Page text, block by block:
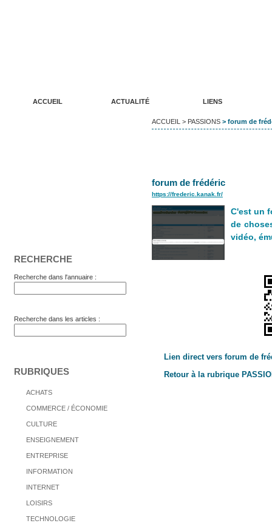
ACCUEIL ACTUALITÉ LIENS
RECHERCHE
Recherche dans l'annuaire :
Recherche dans les articles :
RUBRIQUES
ACHATS
COMMERCE / ÉCONOMIE
CULTURE
ENSEIGNEMENT
ENTREPRISE
INFORMATION
INTERNET
LOISIRS
TECHNOLOGIE
ACCUEIL > PASSIONS > forum de
forum de frédéric
https://frederic.kanak.fr/
C'est un
de
vidéo,
Lien direct vers forum de
Retour à la rubrique